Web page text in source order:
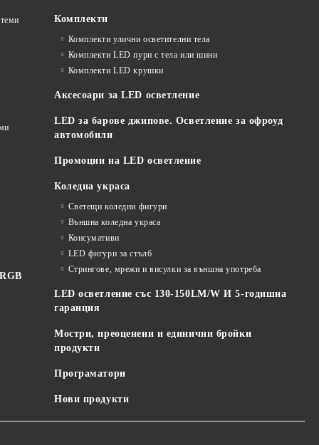
Комплекти
Комплекти улични осветителни тела
Комплекти LED пури с тела или шини
Комплекти LED крушки
Аксесоари за LED осветление
LED за барове джипове. Осветление за офроуд
автомобили
Промоции на LED осветление
Коледна украса
Светещи коледни фигури
Външна коледна украса
Консумативи
LED фигури за стълб
Стрингове, мрежи и висулки за външна употреба
LED осветление със 130-150LM/W И 5-годишна
гаранция
Мостри, преоценени и единични бройки
продукти
Програматори
Нови продукти